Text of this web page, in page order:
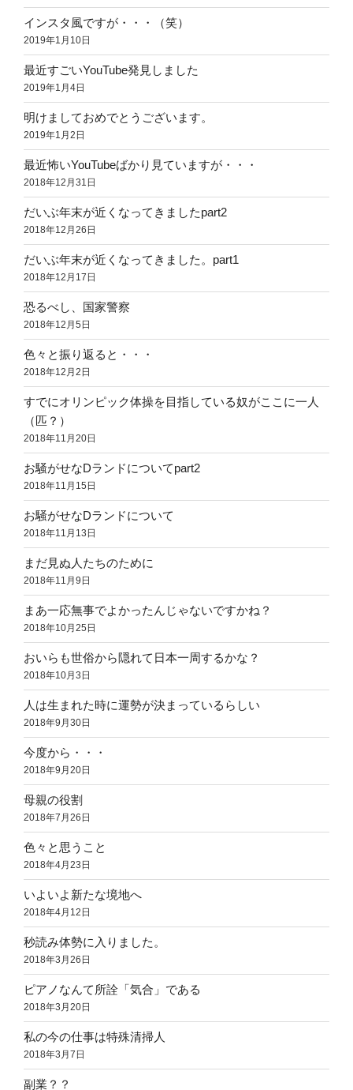
インスタ風ですが・・・（笑）
2019年1月10日
最近すごいYouTube発見しました
2019年1月4日
明けましておめでとうございます。
2019年1月2日
最近怖いYouTubeばかり見ていますが・・・
2018年12月31日
だいぶ年末が近くなってきましたpart2
2018年12月26日
だいぶ年末が近くなってきました。part1
2018年12月17日
恐るべし、国家警察
2018年12月5日
色々と振り返ると・・・
2018年12月2日
すでにオリンピック体操を目指している奴がここに一人
（匹？）
2018年11月20日
お騒がせなDランドについてpart2
2018年11月15日
お騒がせなDランドについて
2018年11月13日
まだ見ぬ人たちのために
2018年11月9日
まあ一応無事でよかったんじゃないですかね？
2018年10月25日
おいらも世俗から隠れて日本一周するかな？
2018年10月3日
人は生まれた時に運勢が決まっているらしい
2018年9月30日
今度から・・・
2018年9月20日
母親の役割
2018年7月26日
色々と思うこと
2018年4月23日
いよいよ新たな境地へ
2018年4月12日
秒読み体勢に入りました。
2018年3月26日
ピアノなんて所詮「気合」である
2018年3月20日
私の今の仕事は特殊清掃人
2018年3月7日
副業？？